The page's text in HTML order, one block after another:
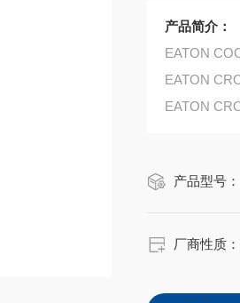
产品简介：
EATON
EATON
EATON
产品型号：
厂商性质：